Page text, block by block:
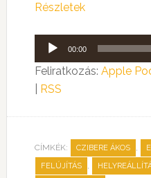
Részletek
Audió
lejátszó
00:00
Feliratkozás: Apple
RSS
CÍMKÉK: CZIBERE ÁKOS ,
FELÚJÍTÁS ,